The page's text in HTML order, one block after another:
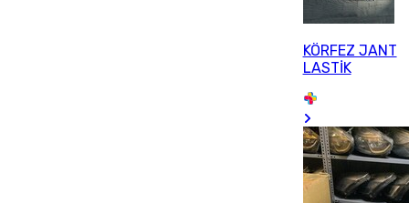
KÖRFEZ JANT
LASTİK